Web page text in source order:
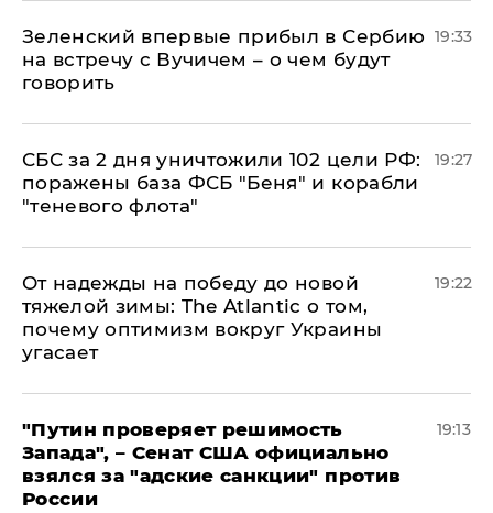
Зеленский впервые прибыл в Сербию
на встречу с Вучичем – о чем будут
говорить
19:33
СБС за 2 дня уничтожили 102 цели РФ:
поражены база ФСБ "Беня" и корабли
"теневого флота"
19:27
От надежды на победу до новой
тяжелой зимы: The Atlantic о том,
почему оптимизм вокруг Украины
угасает
19:22
"Путин проверяет решимость
Запада", – Сенат США официально
взялся за "адские санкции" против
России
19:13